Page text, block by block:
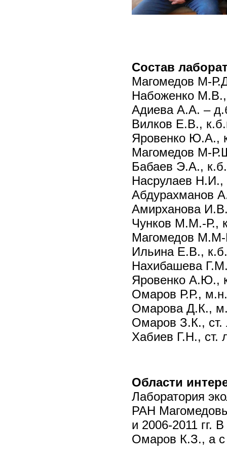
Состав
Магомедов М-
Набоженко М.В.,
Адиева А.А. –
Вилков Е.В.,
Яровенко Ю.А.,
Магомедов М-
Бабаев Э.А.,
Насрулаев Н.И.,
Абдурахманов
Амирханова
Чунков М.М.-Р.,
Магомедов М.М-
Ильина Е.В.,
Нахибашева
Яровенко А.Ю.,
Омаров Р.Р.,
Омарова Д.К.,
Омаров З.К., ст.
Хабиев Г.Н., ст.
Области
Лаборатория
РАН
и 2006-2011 гг.
Омаров К.З., а с